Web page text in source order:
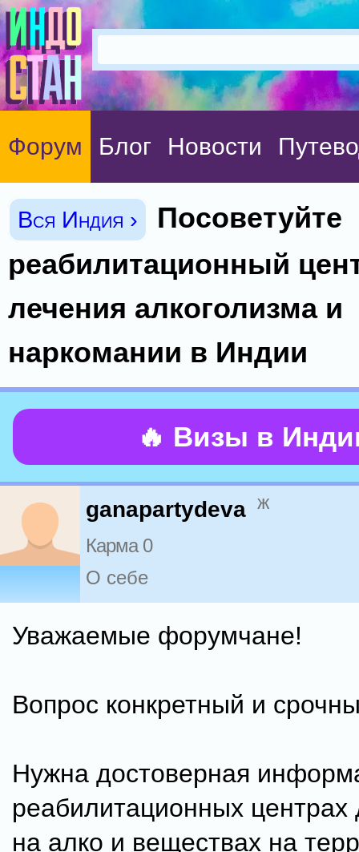
Форум Блог Новости
Вся Индия ›
Посоветуйте
реабилитационный
лечения алкоголизма и
наркомании в Индии
🔥 Визы в
ganapartydeva ж
Карма 0
О себе
Уважаемые форумчане!
Вопрос конкретный и
Нужна достоверная
реабилитационных
на алко и веществах на